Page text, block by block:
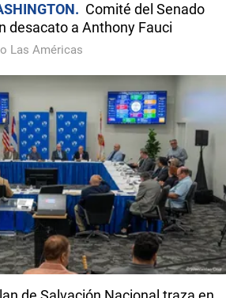
Comité del Senado
desacato a Anthony Fauci
Las Américas